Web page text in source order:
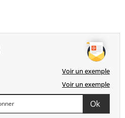
Voir un exemple
Voir un exemple